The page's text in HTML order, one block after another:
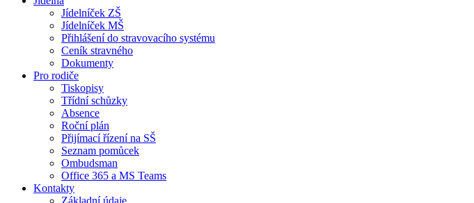
Jídelníček ZŠ
Jídelníček MŠ
Přihlášení do stravovacího systému
Ceník stravného
Dokumenty
Pro rodiče
Tiskopisy
Třídní schůzky
Absence
Roční plán
Přijímací řízení na SŠ
Seznam pomůcek
Ombudsman
Office 365 a MS Teams
Kontakty
Základní údaje